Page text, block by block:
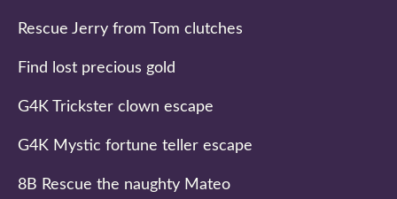
Rescue Jerry from Tom clutches
Find lost precious gold
G4K Trickster clown escape
G4K Mystic fortune teller escape
8B Rescue the naughty Mateo